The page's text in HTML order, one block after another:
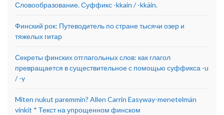
Словообразование. Суффикс -kkain / -kkäin.
Финский рок: Путеводитель по стране тысячи озер и
тяжелых гитар
Секреты финских отглагольных слов: как глагол
превращается в существительное с помощью суффикса -u
/ -y
Miten nukut paremmin? Allen Carrin Easyway-menetelmän
vinkit * Текст на упрощенном финском